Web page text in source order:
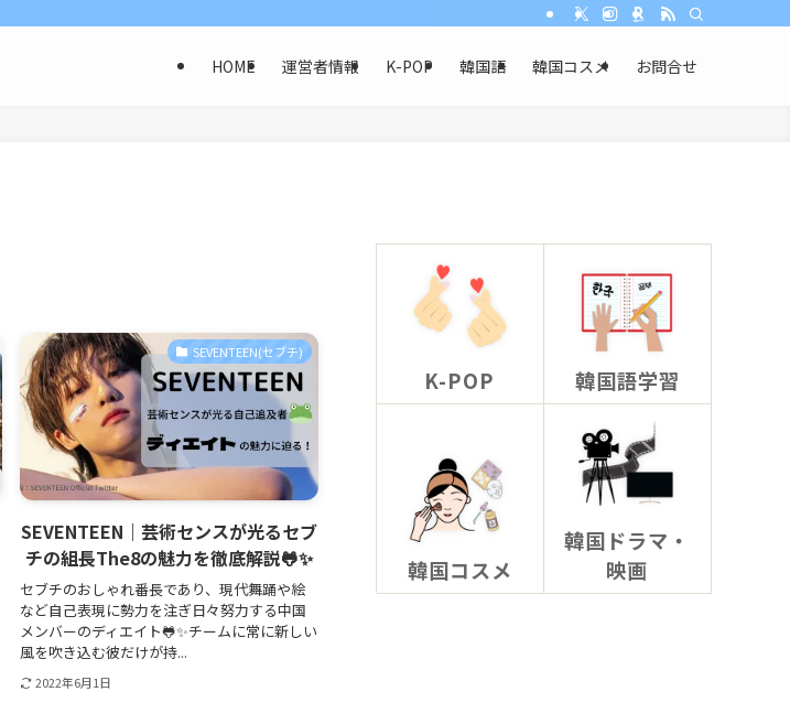
HOME 運営者情報 K-POP 韓国語 韓国コスメ お問合せ
SEVENTEEN(セブチ)
SEVENTEEN｜芸術センスが光るセブ
チの組長The8の魅力を徹底解説🐸✨
セブチのおしゃれ番長であり、現代舞踊や絵
など自己表現に勢力を注ぎ日々努力する中国
メンバーのディエイト🐸✨チームに常に新しい
風を吹き込む彼だけが持...
2022年6月1日
K-POP 韓国語学習
韓国コスメ
韓国ドラマ・
映画